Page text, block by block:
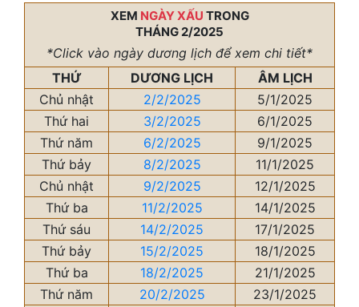
XEM NGÀY XẤU TRONG
THÁNG 2/2025
*Click vào ngày dương lịch để xem chi tiết*
THỨ
DƯƠNG LỊCH
ÂM LỊCH
Chủ nhật
2/2/2025
5/1/2025
Thứ hai
3/2/2025
6/1/2025
Thứ năm
6/2/2025
9/1/2025
Thứ bảy
8/2/2025
11/1/2025
Chủ nhật
9/2/2025
12/1/2025
Thứ ba
11/2/2025
14/1/2025
Thứ sáu
14/2/2025
17/1/2025
Thứ bảy
15/2/2025
18/1/2025
Thứ ba
18/2/2025
21/1/2025
Thứ năm
20/2/2025
23/1/2025